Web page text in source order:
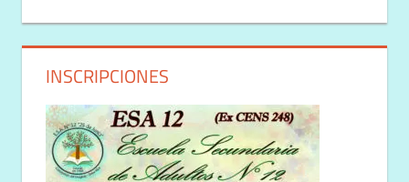
INSCRIPCIONES